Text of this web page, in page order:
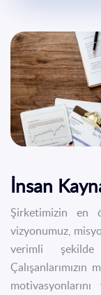
İnsan
Şirketimizin en
vizyonumuz,
verimli